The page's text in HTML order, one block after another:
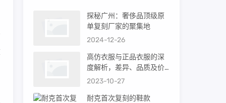
探秘广州：奢侈品顶级原
单复刻厂家的聚集地
2024-12-26
高仿衣服与正品衣服的深
度解析，差异、品质及价
值
2023-10-27
耐克首次复刻的鞋款